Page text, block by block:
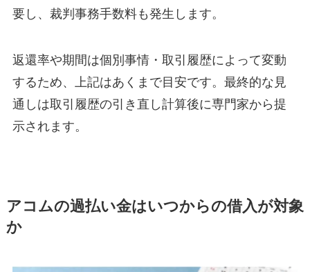
要し、裁判事務手数料も発生します。
返還率や期間は個別事情・取引履歴によって変動
するため、上記はあくまで目安です。最終的な見
通しは取引履歴の引き直し計算後に専門家から提
示されます。
アコムの過払い金はいつからの借入が対象
か